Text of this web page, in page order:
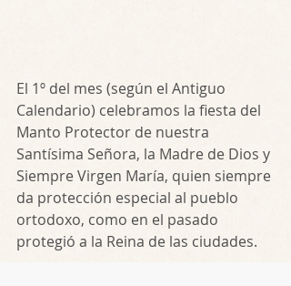
El 1º del mes (según el Antiguo
Calendario) celebramos la fiesta del
Manto Protector de nuestra
Santísima Señora, la Madre de Dios y
Siempre Virgen María, quien siempre
da protección especial al pueblo
ortodoxo, como en el pasado
protegió a la Reina de las ciudades.